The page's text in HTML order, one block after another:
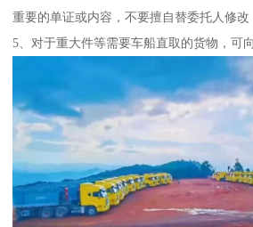
重要的单证或内容，不要擅自替委托人修改
5、对于重大件等需要车船直取的货物，可